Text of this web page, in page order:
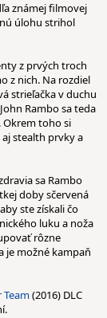
známej filmovej
úlohu strihol
z prvých troch
z nich. Na rozdiel
strieľačka v duchu
Rambo sa teda
Okrem toho si
stealth prvky a
sa Rambo
doby sčervená
ste získali čo
luku a noža
rôzne
je možné kampaň
Team(2016) DLC